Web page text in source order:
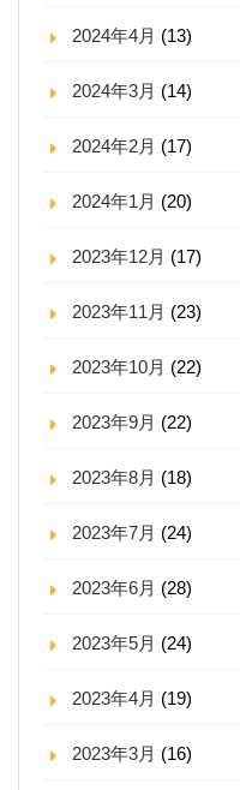
2024年4月 (13)
2024年3月 (14)
2024年2月 (17)
2024年1月 (20)
2023年12月 (17)
2023年11月 (23)
2023年10月 (22)
2023年9月 (22)
2023年8月 (18)
2023年7月 (24)
2023年6月 (28)
2023年5月 (24)
2023年4月 (19)
2023年3月 (16)